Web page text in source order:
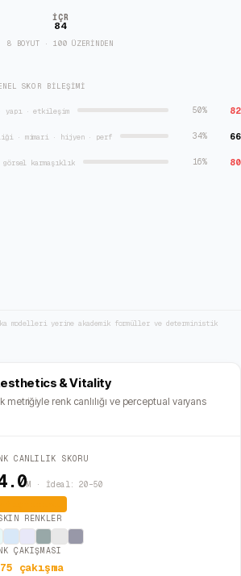
İÇR
84
8 BOYUT · 100 ÜZERİNDEN
SKOR BILEŞIMI
yapı · etkileşim 50% 82
· mimari · hijyen · perf 34% 66
karmaşıklık 16% 80
modelleri yerine akademik formüller ve deterministik
& Vitality
metriğiyle renk canlılığı ve perceptual varyans
CANLILIK SKORU
M · İdeal: 20–50
RENKLER
ÇAKIŞMASI
75 çakışma